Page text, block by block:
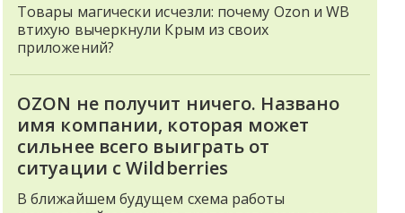
Товары магически исчезли: почему Ozon и WB
втихую вычеркнули Крым из своих
приложений?
OZON не получит ничего. Названо
имя компании, которая может
сильнее всего выиграть от
ситуации с Wildberries
В ближайшем будущем схема работы